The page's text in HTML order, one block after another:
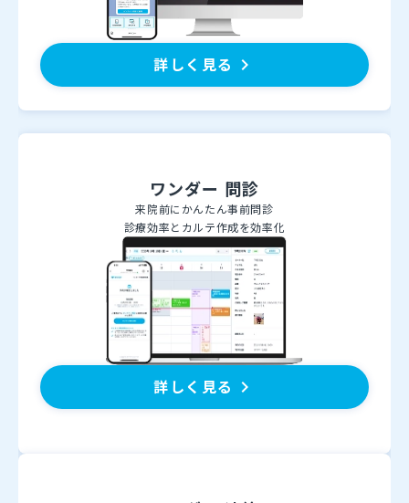
詳しく見る keyboard_arrow_right
ワンダー 問診
来院前にかんたん事前問診
診療効率とカルテ作成を効率化
詳しく見る keyboard_arrow_right